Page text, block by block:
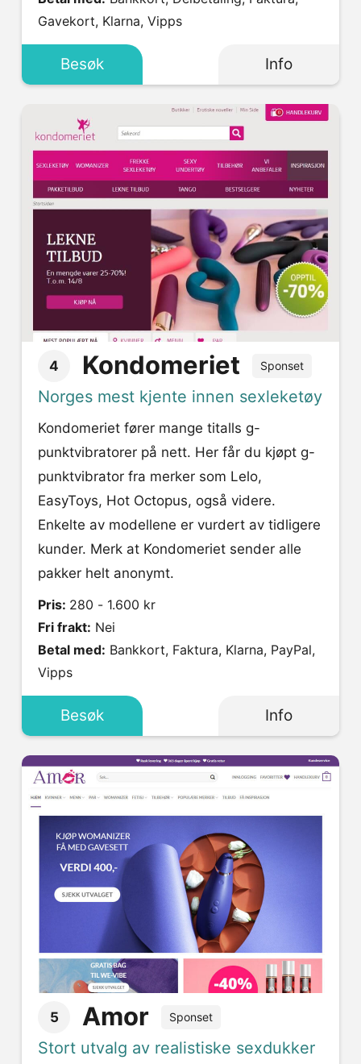
Gavekort, Klarna, Vipps
Besøk Info
4 Kondomeriet Sponset
Norges mest kjente innen sexleketøy
Kondomeriet fører mange titalls g-
punktvibratorer på nett. Her får du kjøpt g-
punktvibrator fra merker som Lelo,
EasyToys, Hot Octopus, også videre.
Enkelte av modellene er vurdert av tidligere
kunder. Merk at Kondomeriet sender alle
pakker helt anonymt.
Pris: 280 - 1.600 kr
Fri frakt: Nei
Betal med:
Vipps
Besøk Info
5 Amor Sponset
Stort utvalg av realistiske sexdukker